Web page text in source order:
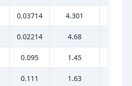
0.03714 4.301
0.02214 4.68
0.095 1.45
0.111 1.63